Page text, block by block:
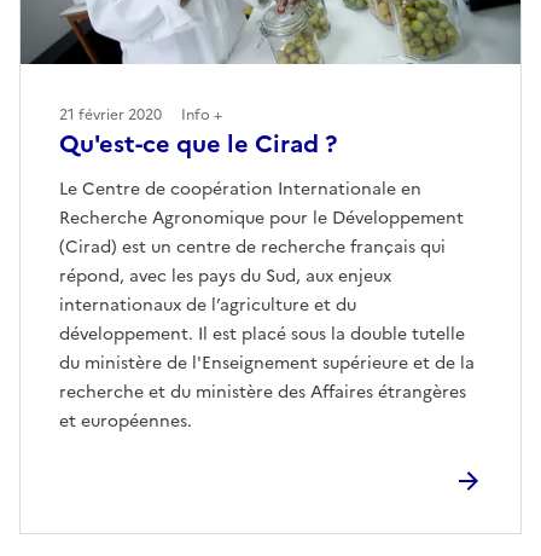
Qu'est-ce que le Cirad ?
Le Centre de coopération Internationale en
Recherche Agronomique pour le Développement
(Cirad) est un centre de recherche français qui
répond, avec les pays du Sud, aux enjeux
internationaux de l’agriculture et du
développement. Il est placé sous la double tutelle
du ministère de l'Enseignement supérieure et de la
recherche et du ministère des Affaires étrangères
et européennes.
21 février 2020 Info +